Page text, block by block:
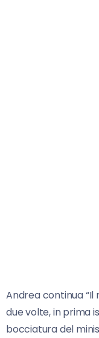
Andrea continua
due volte, in prima
bocciatura del